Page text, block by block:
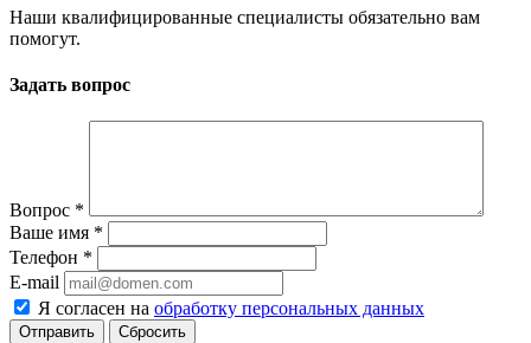
Наши квалифицированные специалисты обязательно вам
помогут.
Задать вопрос
Вопрос *
Ваше имя *
Телефон *
E-mail
Я согласен на обработку персональных данных
Сбросить